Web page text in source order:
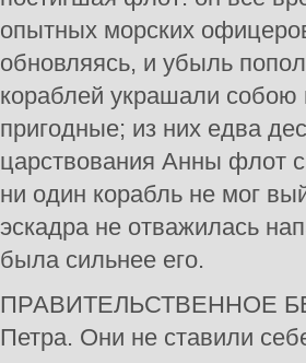
ПРАВИТЕЛЬСТВЕННОЕ
Петра. Они не ставили